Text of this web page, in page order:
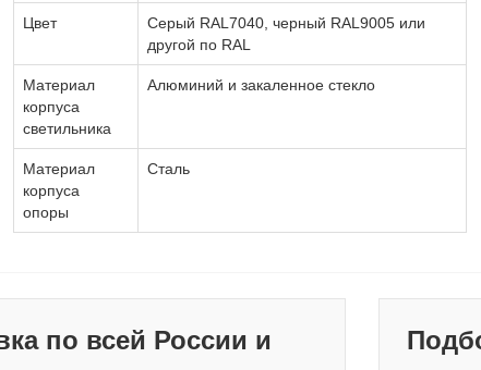
Цвет
Серый RAL7040, черный RAL9005 или
другой по RAL
Материал
корпуса
светильника
Алюминий и закаленное стекло
Материал
корпуса
опоры
Сталь
по всей России и